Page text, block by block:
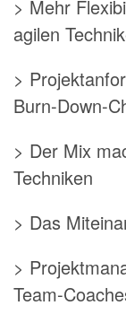
> Mehr
agilen
>
Burn-Down-
> Der Mix
Techniken
> Das
>
Team-